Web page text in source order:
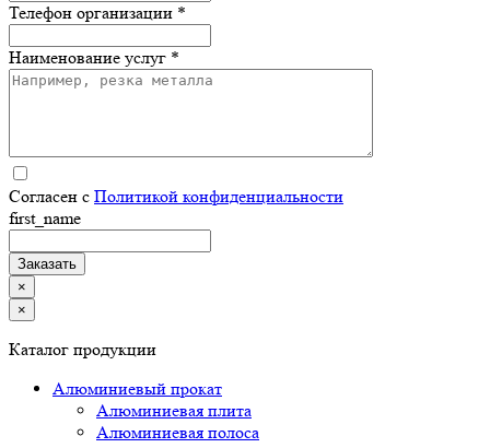
Телефон организации *
Наименование услуг *
Согласен с Политикой конфиденциальности
first_name
×
×
Каталог продукции
Алюминиевый прокат
Алюминиевая плита
Алюминиевая полоса